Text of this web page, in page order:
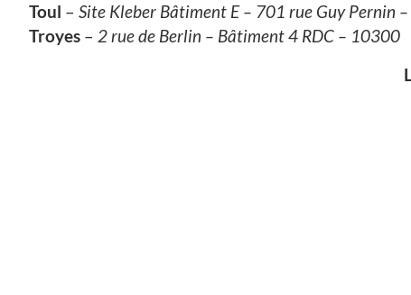
Toul – Site Kleber Bâtiment E – 701 rue Guy Pernin
Troyes – 2 rue de Berlin – Bâtiment 4 RDC – 10300